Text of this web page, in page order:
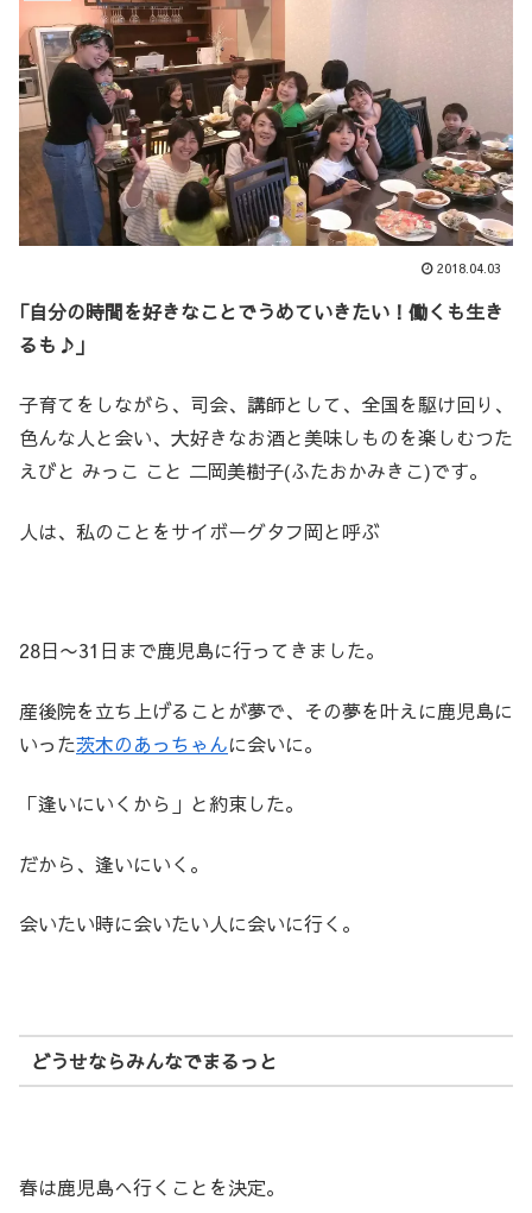
2018.04.03
｢自分の時間を好きなことでうめていきたい！働くも生き
るも♪｣
子育てをしながら、司会、講師として、全国を駆け回り、
色んな人と会い、大好きなお酒と美味しものを楽しむつた
えびと みっこ こと 二岡美樹子(ふたおかみきこ)です。
人は、私のことをサイボーグタフ岡と呼ぶ
28日〜31日まで鹿児島に行ってきました。
産後院を立ち上げることが夢で、その夢を叶えに鹿児島に
いった茨木のあっちゃんに会いに。
「逢いにいくから」と約束した。
だから、逢いにいく。
会いたい時に会いたい人に会いに行く。
どうせならみんなでまるっと
春は鹿児島へ行くことを決定。